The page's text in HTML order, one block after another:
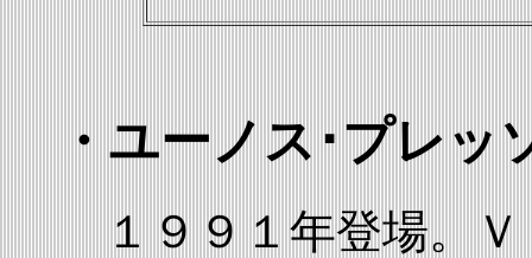
・ユーノス･プレッ
１９９１年登場。